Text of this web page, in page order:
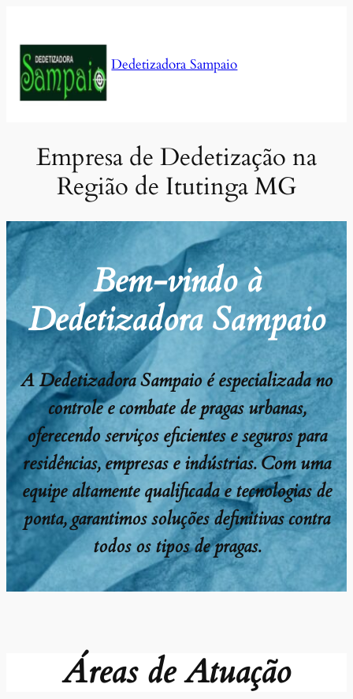
conteúdo
Dedetizadora Sampaio
Empresa de Dedetização na
Região de Itutinga MG
Bem-vindo à
Dedetizadora Sampaio
A Dedetizadora Sampaio é especializada no
controle e combate de pragas urbanas,
oferecendo serviços eficientes e seguros para
residências, empresas e indústrias. Com uma
equipe altamente qualificada e tecnologias de
ponta, garantimos soluções definitivas contra
todos os tipos de pragas.
Áreas de Atuação